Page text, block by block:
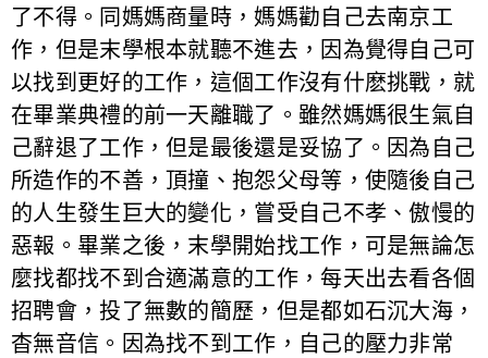
了不得。同媽媽商量時，媽媽勸自己去南京工
作，但是末學根本就聽不進去，因為覺得自己可
以找到更好的工作，這個工作沒有什麽挑戰，就
在畢業典禮的前一天離職了。雖然媽媽很生氣自
己辭退了工作，但是最後還是妥協了。因為自己
所造作的不善，頂撞、抱怨父母等，使隨後自己
的人生發生巨大的變化，嘗受自己不孝、傲慢的
惡報。畢業之後，末學開始找工作，可是無論怎
麼找都找不到合適滿意的工作，每天出去看各個
招聘會，投了無數的簡歷，但是都如石沉大海，
杳無音信。因為找不到工作，自己的壓力非常